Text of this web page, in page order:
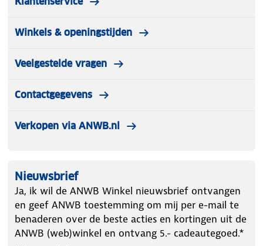
Winkels & openingstijden
Veelgestelde vragen
Contactgegevens
Verkopen via ANWB.nl
Nieuwsbrief
Ja, ik wil de ANWB Winkel nieuwsbrief ontvangen
en geef ANWB toestemming om mij per e-mail te
benaderen over de beste acties en kortingen uit de
ANWB (web)winkel en ontvang 5.- cadeautegoed.*